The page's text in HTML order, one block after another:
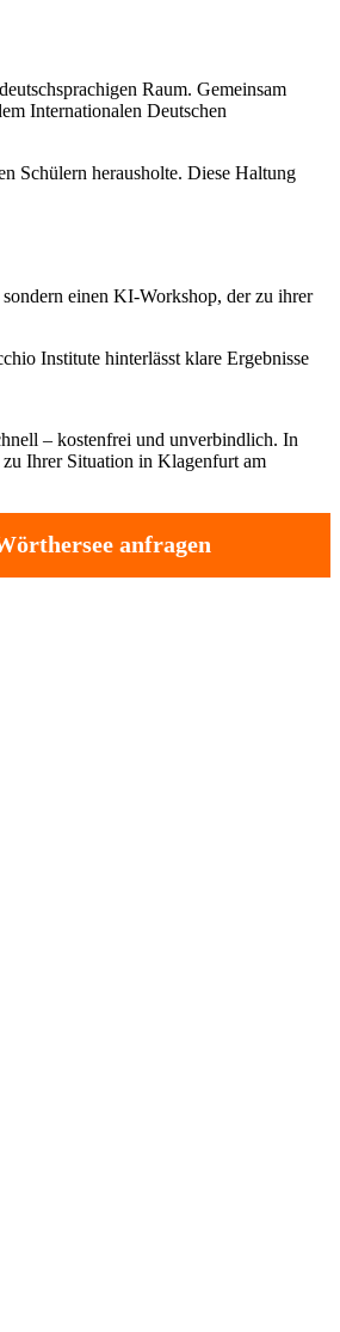
Raum. Gemeinsam
Internationalen Deutschen
Schülern herausholte. Diese Haltung
einen KI-Workshop, der zu ihrer
Institute hinterlässt klare Ergebnisse
– kostenfrei und unverbindlich. In
Ihrer Situation in Klagenfurt am
anfragen